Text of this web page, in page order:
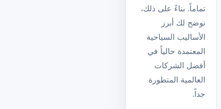
تماماً. بناءً على ذلك،
نوضح لك أبرز
الأساليب السياحية
المعتمدة حالياً في
أفضل الشركات
العالمية المتطورة
جداً.